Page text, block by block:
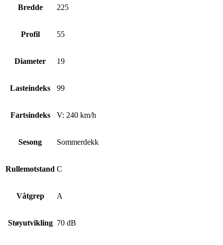
Bredde 225
Profil 55
Diameter 19
Lasteindeks 99
Fartsindeks V: 240 km/h
Sesong Sommerdekk
Rullemotstand C
Våtgrep A
Støyutvikling 70 dB